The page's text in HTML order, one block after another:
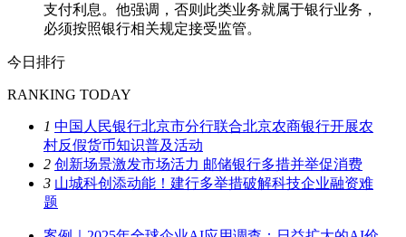
支付利息。他强调，否则此类业务就属于银行业务，
必须按照银行相关规定接受监管。
今日排行
RANKING TODAY
1 中国人民银行北京市分行联合北京农商银行开展农
村反假货币知识普及活动
2 创新场景激发市场活力 邮储银行多措并举促消费
3 山城科创添动能！建行多举措破解科技企业融资难
题